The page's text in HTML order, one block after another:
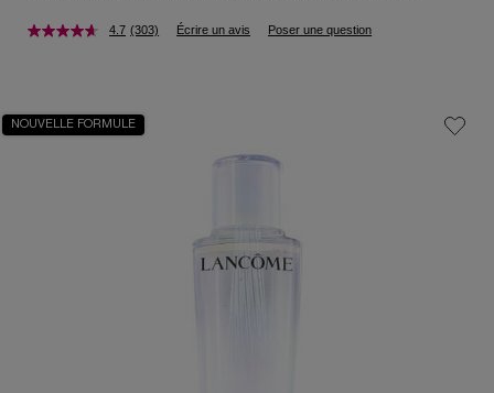
4.7 (303) Écrire un avis Poser une question
NOUVELLE FORMULE